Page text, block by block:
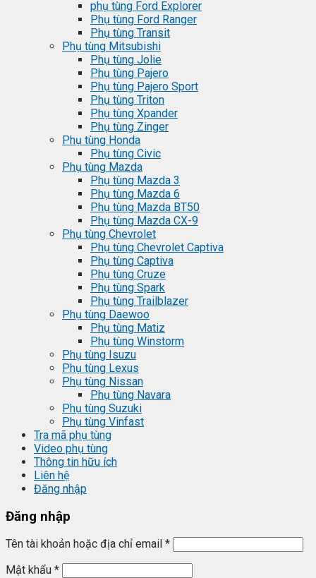
phụ tùng Ford Explorer
Phụ tùng Ford Ranger
Phụ tùng Transit
Phụ tùng Mitsubishi
Phụ tùng Jolie
Phụ tùng Pajero
Phụ tùng Pajero Sport
Phụ tùng Triton
Phụ tùng Xpander
Phụ tùng Zinger
Phụ tùng Honda
Phụ tùng Civic
Phụ tùng Mazda
Phụ tùng Mazda 3
Phụ tùng Mazda 6
Phụ tùng Mazda BT50
Phụ tùng Mazda CX-9
Phụ tùng Chevrolet
Phụ tùng Chevrolet Captiva
Phụ tùng Captiva
Phụ tùng Cruze
Phụ tùng Spark
Phụ tùng Trailblazer
Phụ tùng Daewoo
Phụ tùng Matiz
Phụ tùng Winstorm
Phụ tùng Isuzu
Phụ tùng Lexus
Phụ tùng Nissan
Phụ tùng Navara
Phụ tùng Suzuki
Phụ tùng Vinfast
Tra mã phụ tùng
Video phụ tùng
Thông tin hữu ích
Liên hệ
Đăng nhập
Đăng nhập
Tên tài khoản hoặc địa chỉ email *
Mật khẩu *